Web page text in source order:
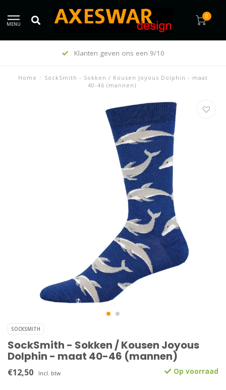
MENU
0
Klanten geven ons een 9/10
Home / SockSmith - Sokken / Kousen Joyous Dolphin - maat
40-46 (mannen)
SOCKSMITH
SockSmith - Sokken / Kousen Joyous
Dolphin - maat 40-46 (mannen)
€12,50 Incl. btw Op voorraad